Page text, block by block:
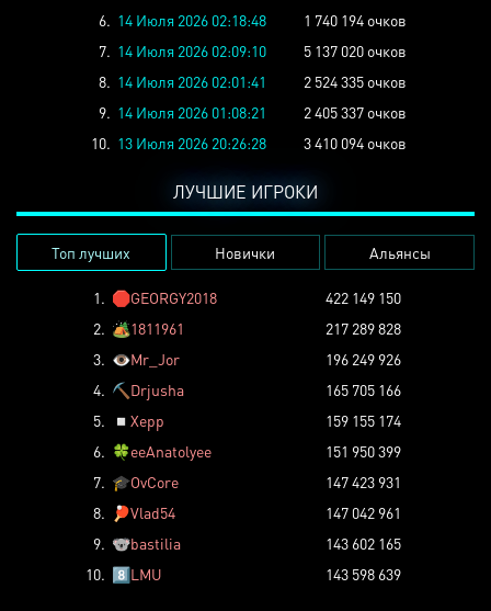
6. 14 Июля 2026 02:18:48
1 740 194 очков
7. 14 Июля 2026 02:09:10
5 137 020 очков
8. 14 Июля 2026 02:01:41
2 524 335 очков
9. 14 Июля 2026 01:08:21
2 405 337 очков
10. 13 Июля 2026 20:26:28 3 410 094 очков
ЛУЧШИЕ ИГРОКИ
Топ лучших Новички Альянсы
1. 🛑GEORGY2018
422 149 150
2. 🏕️1811961
217 289 828
3. 👁️Mr_Jor
196 249 926
4. ⛏️ Drjusha
165 705 166
5.
◽ Xepp
159 155 174
6. 🍀eeAnatolyee
151 950 399
7. 🎓OvCore
147 423 931
8.
🏓Vlad54
147 042 961
9. 🐨bastilia
143 602 165
10. 8️⃣LMU 143 598 639